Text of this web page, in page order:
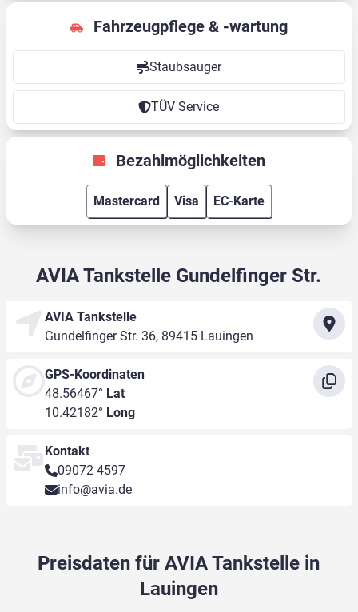
Fahrzeugpflege & -wartung
Staubsauger
TÜV Service
Bezahlmöglichkeiten
Mastercard Visa EC-Karte
AVIA Tankstelle Gundelfinger Str.
AVIA Tankstelle
Gundelfinger Str. 36, 89415 Lauingen
GPS-Koordinaten
48.56467° Lat
10.42182° Long
Kontakt
09072 4597
info@avia.de
Preisdaten für AVIA Tankstelle in
Lauingen